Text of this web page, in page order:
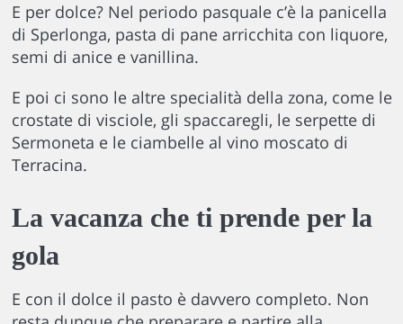
E per dolce? Nel periodo pasquale c’è la panicella
di Sperlonga, pasta di pane arricchita con liquore,
semi di anice e vanillina.
E poi ci sono le altre specialità della zona, come le
crostate di visciole, gli spaccaregli, le serpette di
Sermoneta e le ciambelle al vino moscato di
Terracina.
La vacanza che ti prende per la
gola
E con il dolce il pasto è davvero completo. Non